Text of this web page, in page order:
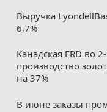
Выручка
6,7%
Канадская ERD во
производство
на 37%
В июне заказы